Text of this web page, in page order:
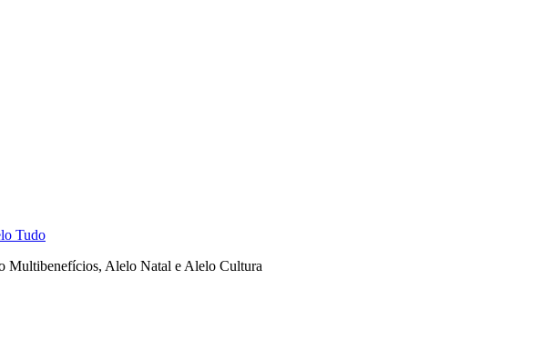
Tudo
Multibenefícios, Alelo Natal e Alelo Cultura